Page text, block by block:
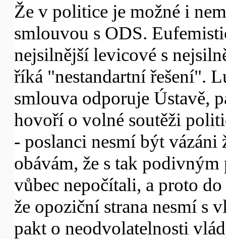
Že v politice je možné i
smlouvou s ODS.
nejsilnější levicové s
říká "nestandartní řešení".
smlouva odporuje Ústavě,
hovoří o volné soutěži
- poslanci nesmí být vázáni
obávám, že s tak
vůbec nepočítali, a proto
že opoziční strana nesmí s
pakt o neodvolatelnosti